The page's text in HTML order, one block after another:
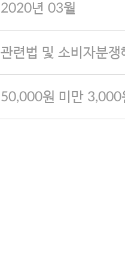
2020년 03월
관련법 및 소비자분
50,000원 미만 3,000